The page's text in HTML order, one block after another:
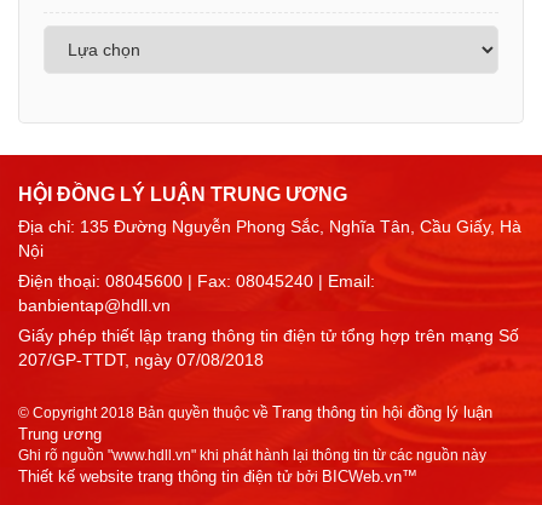
HỘI ĐỒNG LÝ LUẬN TRUNG ƯƠNG
Địa chỉ: 135 Đường Nguyễn Phong Sắc, Nghĩa Tân, Cầu Giấy, Hà
Nội
Điện thoại: 08045600 | Fax: 08045240 | Email:
banbientap@hdll.vn
Giấy phép thiết lập trang thông tin điện tử tổng hợp trên mạng Số
207/GP-TTDT, ngày 07/08/2018
© Copyright 2018 Bản quyền thuộc về Trang thông tin hội đồng lý luận
Trung ương
Ghi rõ nguồn "www.hdll.vn" khi phát hành lại thông tin từ các nguồn này
Thiết kế website trang thông tin điện tử bởi BICWeb.vn™